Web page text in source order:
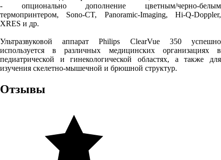
- опционально дополнение цветным/черно-белым
термопринтером, Sono-CT, Panoramic-Imaging, Hi-Q-Doppler,
XRES и др.
Ультразвуковой аппарат Philips ClearVue 350 успешно
используется в различных медицинских организациях в
педиатрической и гинекологической областях, а также для
изучения скелетно-мышечной и брюшной структур.
Отзывы